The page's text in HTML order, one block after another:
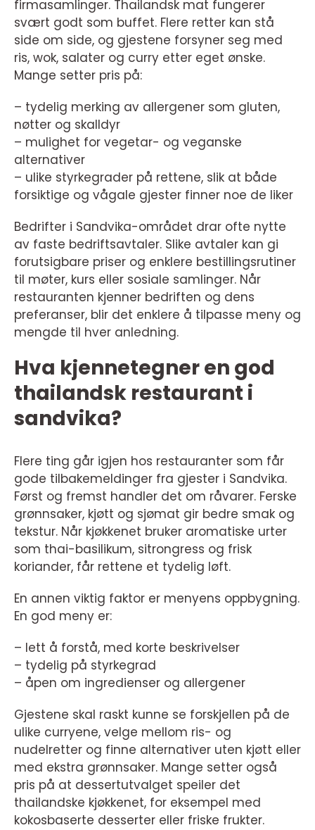
firmasamlinger. Thailandsk mat fungerer
svært godt som buffet. Flere retter kan stå
side om side, og gjestene forsyner seg med
ris, wok, salater og curry etter eget ønske.
Mange setter pris på:
– tydelig merking av allergener som gluten,
nøtter og skalldyr
– mulighet for vegetar- og veganske
alternativer
– ulike styrkegrader på rettene, slik at både
forsiktige og vågale gjester finner noe de liker
Bedrifter i Sandvika-området drar ofte nytte
av faste bedriftsavtaler. Slike avtaler kan gi
forutsigbare priser og enklere bestillingsrutiner
til møter, kurs eller sosiale samlinger. Når
restauranten kjenner bedriften og dens
preferanser, blir det enklere å tilpasse meny og
mengde til hver anledning.
Hva kjennetegner en god
thailandsk restaurant i
sandvika?
Flere ting går igjen hos restauranter som får
gode tilbakemeldinger fra gjester i Sandvika.
Først og fremst handler det om råvarer. Ferske
grønnsaker, kjøtt og sjømat gir bedre smak og
tekstur. Når kjøkkenet bruker aromatiske urter
som thai-basilikum, sitrongress og frisk
koriander, får rettene et tydelig løft.
En annen viktig faktor er menyens oppbygning.
En god meny er:
– lett å forstå, med korte beskrivelser
– tydelig på styrkegrad
– åpen om ingredienser og allergener
Gjestene skal raskt kunne se forskjellen på de
ulike curryene, velge mellom ris- og
nudelretter og finne alternativer uten kjøtt eller
med ekstra grønnsaker. Mange setter også
pris på at dessertutvalget speiler det
thailandske kjøkkenet, for eksempel med
kokosbaserte desserter eller friske frukter.